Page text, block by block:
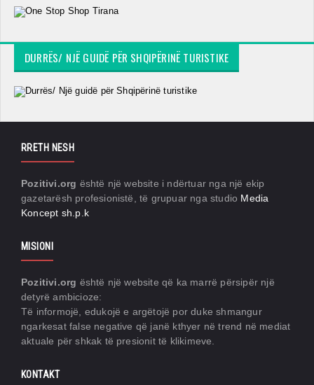
DURRËS/ NJË GUIDË PËR SHQIPËRINË TURISTIKE
RRETH NESH
Pozitivi.org është një website i ndërtuar nga një ekip
gazetarësh profesionistë, të grupuar nga studio Media
Koncept sh.p.k
MISIONI
Pozitivi.org është një website që ka marrë përsipër një
detyrë ambicioze:
Të informojë, edukojë e argëtojë por duke shmangur
ngarkesat false negative që janë kthyer në trend në mediat
aktuale për shkak të presionit të klikimeve.
KONTAKT